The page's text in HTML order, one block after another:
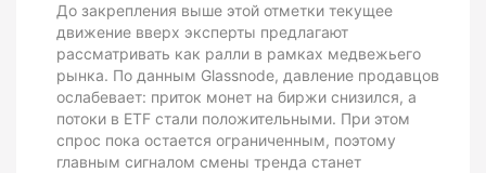
До закрепления выше этой отметки текущее
движение вверх эксперты предлагают
рассматривать как ралли в рамках медвежьего
рынка. По данным Glassnode, давление продавцов
ослабевает: приток монет на биржи снизился, а
потоки в ETF стали положительными. При этом
спрос пока остается ограниченным, поэтому
главным сигналом смены тренда станет